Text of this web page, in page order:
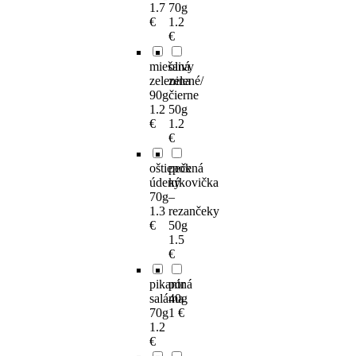
1.7
€
70g
1.2
€
miešaná
zelenina
90g
1.2
€
olivy
zelené/
čierne
50g
1.2
€
oštiepok
údený
70g
1.3
€
pečená
krkovička
–
rezančeky
50g
1.5
€
pikantná
saláma
70g
1.2
€
pór
40g
1 €